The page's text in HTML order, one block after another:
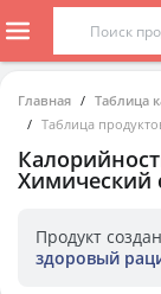
Главная
Таблица
Таблица
Химический
Продукт создан
здоровый